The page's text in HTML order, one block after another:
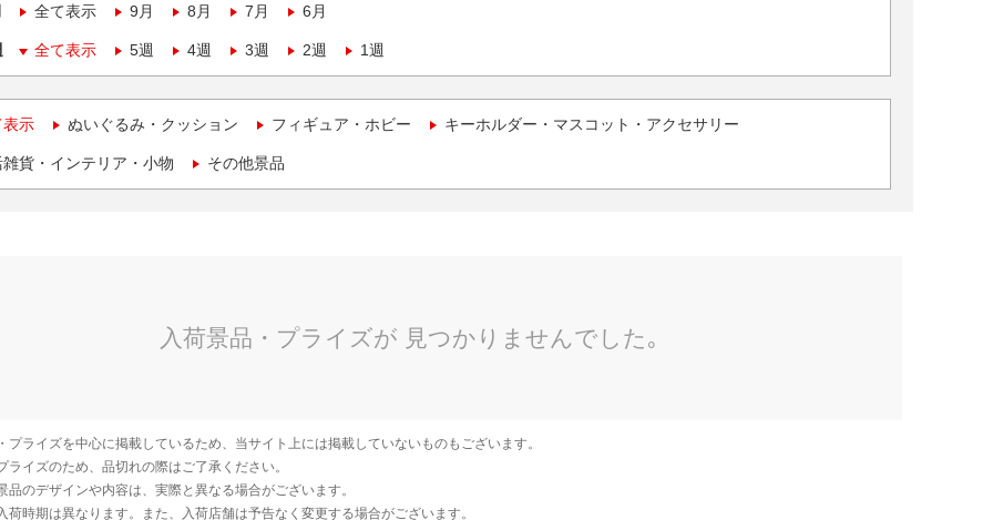
全て表示 9月 8月 7月 6月
全て表示 5週 4週 3週 2週 1週
表示 ぬいぐるみ・クッション フィギュア・ホビー キーホルダー・マスコット・アクセサリー
貨・インテリア・小物 その他景品